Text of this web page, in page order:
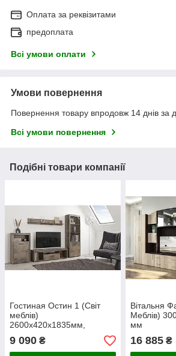
Оплата за реквізитами
предоплата
Всі умови оплати
Умови повернення
Повернення товару впродовж 14 днів за
Всі умови повернення
Подібні товари компанії
Гостиная Остин 1 (Світ
меблів)
2600х420х1835мм,
9 090 ₴
Вітальня
Меблів)
мм
16 885₴